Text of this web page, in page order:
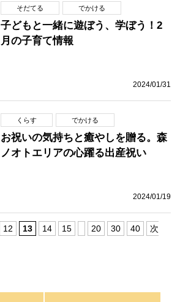
そだてる でかける
子どもと一緒に遊ぼう、学ぼう！2
月の子育て情報
2024/01/31
くらす でかける
お祝いの気持ちと癒やしを贈る。森
ノオトエリアの心躍る出産祝い
2024/01/19
12 13 14 15 20 30 40
次